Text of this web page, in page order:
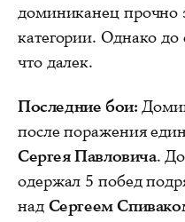
доминиканец прочно
категории. Однако до
что далек.
Последние бои:
после поражения
Сергея Павловича.
одержал 5 побед
над Сергеем